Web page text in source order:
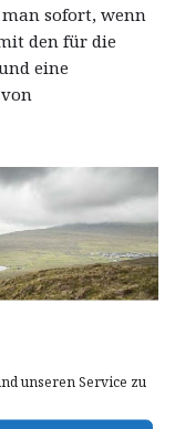
unseren Service zu
man sofort, wenn
den für die
eine